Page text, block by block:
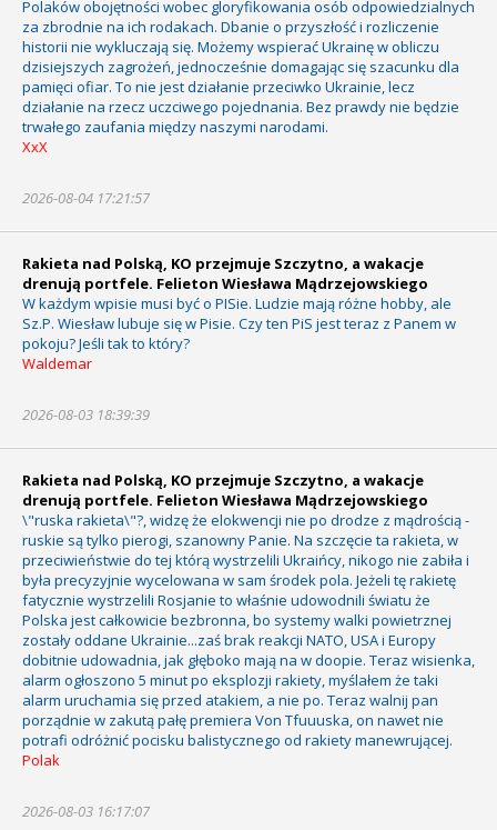
Polaków obojętności wobec gloryfikowania osób odpowiedzialnych
za zbrodnie na ich rodakach. Dbanie o przyszłość i rozliczenie
historii nie wykluczają się. Możemy wspierać Ukrainę w obliczu
dzisiejszych zagrożeń, jednocześnie domagając się szacunku dla
pamięci ofiar. To nie jest działanie przeciwko Ukrainie, lecz
działanie na rzecz uczciwego pojednania. Bez prawdy nie będzie
trwałego zaufania między naszymi narodami.
XxX
2026-08-04 17:21:57
Rakieta nad Polską, KO przejmuje Szczytno, a wakacje
drenują portfele. Felieton Wiesława Mądrzejowskiego
W każdym wpisie musi być o PISie. Ludzie mają różne hobby, ale
Sz.P. Wiesław lubuje się w Pisie. Czy ten PiS jest teraz z Panem w
pokoju? Jeśli tak to który?
Waldemar
2026-08-03 18:39:39
Rakieta nad Polską, KO przejmuje Szczytno, a wakacje
drenują portfele. Felieton Wiesława Mądrzejowskiego
\"ruska rakieta\"?, widzę że elokwencji nie po drodze z mądrością -
ruskie są tylko pierogi, szanowny Panie. Na szczęcie ta rakieta, w
przeciwieństwie do tej którą wystrzelili Ukraińcy, nikogo nie zabiła i
była precyzyjnie wycelowana w sam środek pola. Jeżeli tę rakietę
fatycznie wystrzelili Rosjanie to właśnie udowodnili światu że
Polska jest całkowicie bezbronna, bo systemy walki powietrznej
zostały oddane Ukrainie...zaś brak reakcji NATO, USA i Europy
dobitnie udowadnia, jak głęboko mają na w doopie. Teraz wisienka,
alarm ogłoszono 5 minut po eksplozji rakiety, myślałem że taki
alarm uruchamia się przed atakiem, a nie po. Teraz walnij pan
porządnie w zakutą pałę premiera Von Tfuuuska, on nawet nie
potrafi odróżnić pocisku balistycznego od rakiety manewrującej.
Polak
2026-08-03 16:17:07